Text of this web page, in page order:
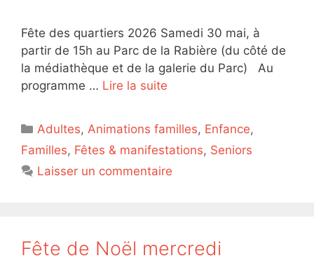
Fête des quartiers 2026 Samedi 30 mai, à
partir de 15h au Parc de la Rabière (du côté de
la médiathèque et de la galerie du Parc) Au
programme … Lire la suite
Catégories
Adultes,Animations familles, Enfance,
Familles, Fêtes & manifestations, Seniors
Laisser un commentaire
Fête de Noël mercredi